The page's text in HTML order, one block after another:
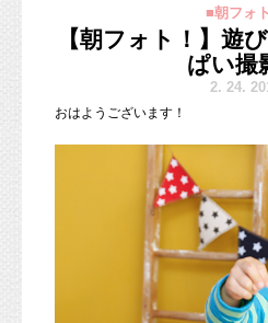
■朝フォ
【朝フォト！】遊
ぱい
2. 24.
おはようございます！